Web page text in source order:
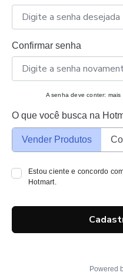
Confirmar senha
A senha deve conter:
O que você busca na
Vender Produtos
Estou ciente e concordo
Hotmart.
Powered